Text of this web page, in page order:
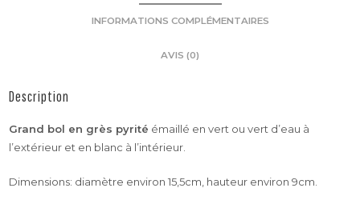
INFORMATIONS COMPLÉMENTAIRES
AVIS (0)
Description
Grand bol en grès pyrité émaillé en vert ou vert d’eau à
l’extérieur et en blanc à l’intérieur.
Dimensions: diamètre environ 15,5cm, hauteur environ 9cm.